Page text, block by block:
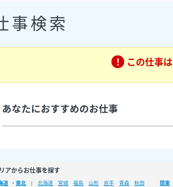
事検索
この仕事
あなたにおすすめのお仕事
アからお仕事を探す
道 ・ 東北 北海道 宮城 福島 山形 岩手 青森 秋田 関東